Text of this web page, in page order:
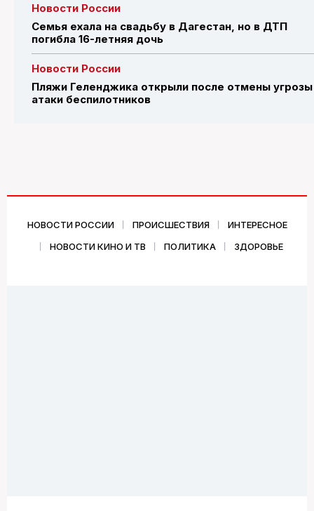
Новости России
Семья ехала на свадьбу в Дагестан, но в ДТП
погибла 16-летняя дочь
Новости России
Пляжи Геленджика открыли после отмены угрозы
атаки беспилотников
НОВОСТИ РОССИИ ПРОИСШЕСТВИЯ
ИНТЕРЕСНОЕ
НОВОСТИ КИНО И ТВ
ПОЛИТИКА ЗДОРОВЬЕ